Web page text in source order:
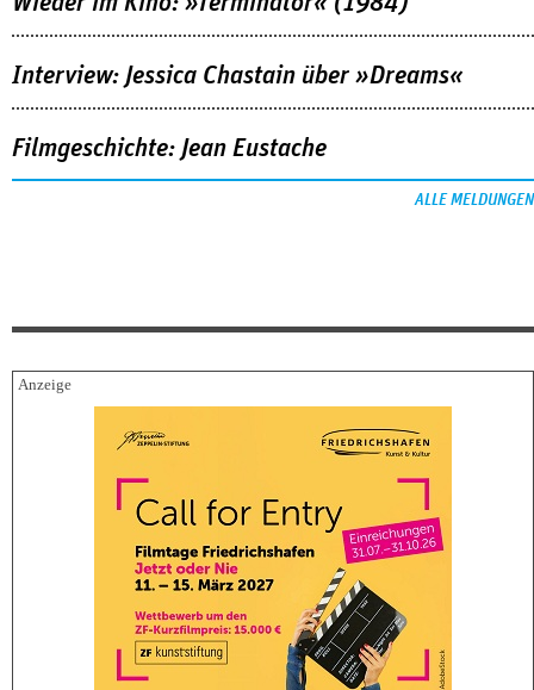
Interview: Jessica Chastain über »Dreams«
Filmgeschichte: Jean Eustache
ALLE MELDUNGEN